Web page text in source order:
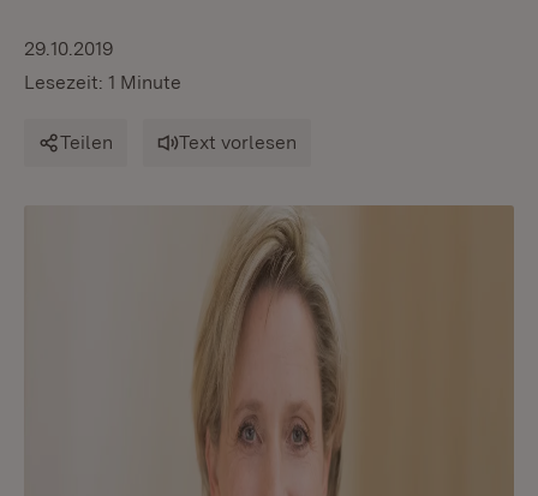
29.10.2019
Lesezeit: 1 Minute
Teilen Text vorlesen